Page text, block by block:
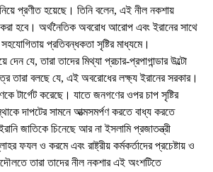
প্রণীত হয়েছে। তিনি বলেন, এই নীল নকশায়
হবে। অর্থনৈতিক অবরোধ আরোপ এবং ইরানের সাথে
প্রতিবন্ধকতা সৃষ্টির মাধ্যমে।
দেন যে, তারা তাদের মিথ্যা প্রচার-প্রপাগান্ডার উল্টো
তারা বলছে যে, এই অবরোধের লক্ষ্য ইরানের সরকার।
টার্গেট করেছে। যাতে জনগণের ওপর চাপ সৃষ্টির
দাপটের সামনে আত্মসমর্পণ করতে বাধ্য করতে
জাতিকে চিনেছে আর না ইসলামি প্রজাতন্ত্রী
ফযল ও করমে এবং রাষ্ট্রীয় কর্মকর্তাদের প্রচেষ্টায় ও
তারা তাদের নীল নকশার এই অংশটিতে